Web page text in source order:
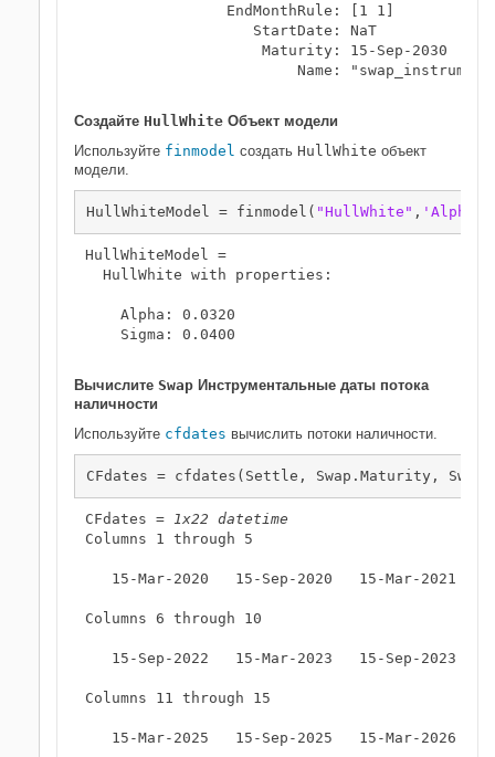
                EndMonthRule: [1 1]
                   StartDate: NaT
                    Maturity: 15-Sep-2030
Name:
Создайте HullWhite Объект модели
Используйте finmodel создать HullWhite объект
модели.
HullWhiteModel = finmodel( "HullWhite" , 'Alpha'
HullWhiteModel =
  HullWhite with properties:
    Alpha: 0.0320
    Sigma: 0.0400
Вычислите Swap Инструментальные даты потока
наличности
Используйте cfdates вычислить потоки наличности.
CFdates = cfdates(Settle, Swap.Maturity,
CFdates = 1x22 datetime
Columns 1 through 5
15-Mar-2020   15-Sep-2020   15-Mar-2021
Columns 6 through 10
15-Sep-2022   15-Mar-2023   15-Sep-2023
Columns 11 through 15
15-Mar-2025   15-Sep-2025   15-Mar-2026